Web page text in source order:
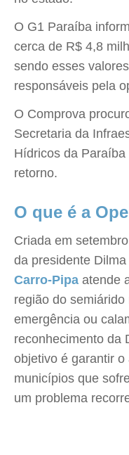
O G1 Paraíba
cerca de R$ 4,8
sendo esses
responsáveis pela
O Comprova
Secretaria da
Hídricos da
retorno.
O que é a
Criada em
da presidente
Carro-Pipa atende
região do
emergência ou
reconhecimento da
objetivo é garantir
municípios que
um problema